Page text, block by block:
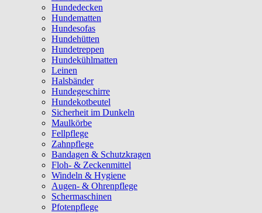
Hundedecken
Hundematten
Hundesofas
Hundehütten
Hundetreppen
Hundekühlmatten
Leinen
Halsbänder
Hundegeschirre
Hundekotbeutel
Sicherheit im Dunkeln
Maulkörbe
Fellpflege
Zahnpflege
Bandagen & Schutzkragen
Floh- & Zeckenmittel
Windeln & Hygiene
Augen- & Ohrenpflege
Schermaschinen
Pfotenpflege